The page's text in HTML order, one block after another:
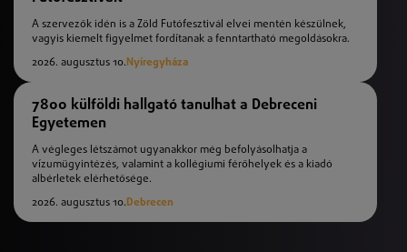
A szervezők idén is a Zöld Futófesztivál elvei mentén készülnek,
vagyis kiemelt figyelmet fordítanak a fenntartható megoldásokra.
2026. augusztus 10. Nyíregyháza
7800 külföldi hallgató tanulhat a Debreceni
Egyetemen
A végleges létszámot ugyanakkor még befolyásolhatja a
vízumügyintézés, valamint a kollégiumi férőhelyek és a kiadó
albérletek elérhetősége.
2026. augusztus 10.Debrecen